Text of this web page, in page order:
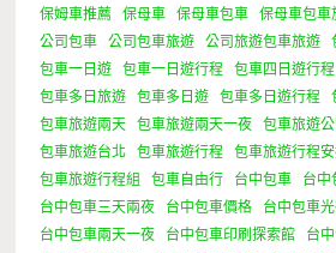
保姆車推薦
保母車 保母車包車 保母車包車
公司包車
公司包車旅遊 公司旅遊包車旅遊
包車一日遊
包車一日遊行程 包車四日遊行程
包車多日旅遊
包車多日遊 包車多日遊行程
包車旅遊兩天
包車旅遊兩天一夜 包車旅遊公
包車旅遊台北
包車旅遊行程 包車旅遊行程
包車旅遊行程組
包車自由行 台中包車
台中
台中包車三天兩夜
台中包車價格
台中包車
台中包車兩天一夜
台中包車印刷探索館
台